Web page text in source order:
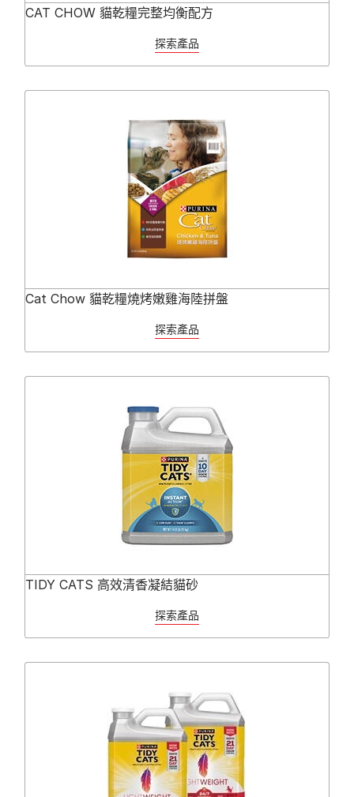
CAT CHOW 貓乾糧完整均衡配方
探索產品
Cat Chow 貓乾糧燒烤嫩雞海陸拼盤
探索產品
TIDY CATS 高效清香凝結貓砂
探索產品